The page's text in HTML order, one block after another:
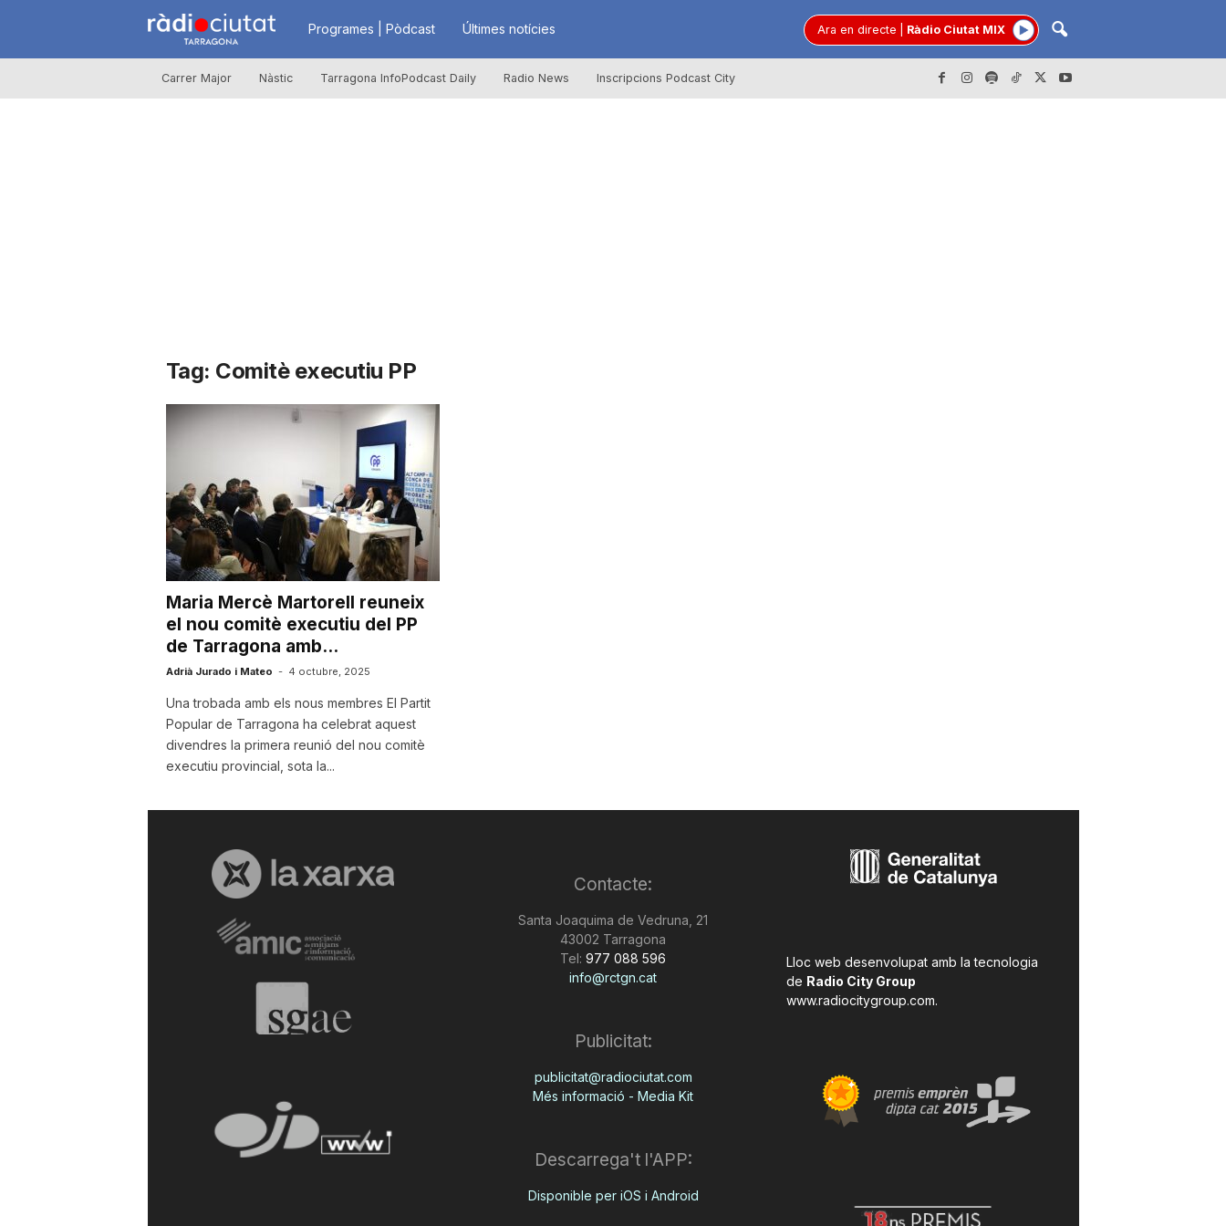
R
à
i
t
a
d
e
a
o
Programes | Pòdcast Últimes notícies Ara en directe Ràdio Ciutat MIX
Carrer Major Nàstic Tarragona InfoPodcast Daily Radio News Inscripcions Podcast City
Tag: Comitè executiu PP
Maria Mercè Martorell reuneix
el nou comitè executiu del PP
de Tarragona amb...
Adrià Jurado i Mateo - 4 octubre, 2025
Una trobada amb els nous membres El Partit
Popular de Tarragona ha celebrat aquest
divendres la primera reunió del nou comitè
executiu provincial, sota la...
Contacte:
Santa Joaquima de Vedruna, 21
43002 Tarragona
Tel: 977 088 596
info@rctgn.cat
Publicitat:
publicitat@radiociutat.com
Més informació - Media Kit
Descarrega't l'APP:
Disponible per iOS i Android
Lloc web desenvolupat amb la tecnologia
de Radio City Group
www.radiocitygroup.com.